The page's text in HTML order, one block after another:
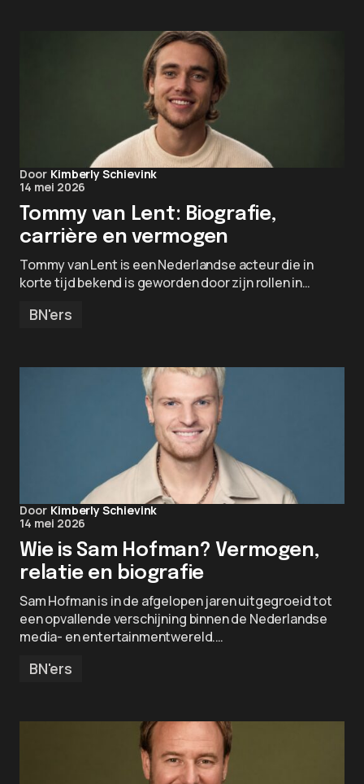
Door Kimberly Schievink
14 mei 2026
Tommy van Lent: Biografie,
carrière en vermogen
Tommy van Lent is een Nederlandse acteur die in
korte tijd bekend is geworden door zijn rollen in…
BN'ers
Door Kimberly Schievink
14 mei 2026
Wie is Sam Hofman? Vermogen,
relatie en biografie
Sam Hofman is in de afgelopen jaren uitgegroeid tot
een opvallende verschijning binnen de Nederlandse
media- en entertainmentwereld.…
BN'ers